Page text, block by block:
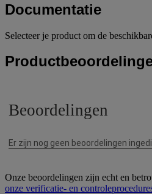
Documentatie
Selecteer je product om de
Onze beoordelingen zijn echt en
onze verificatie- en